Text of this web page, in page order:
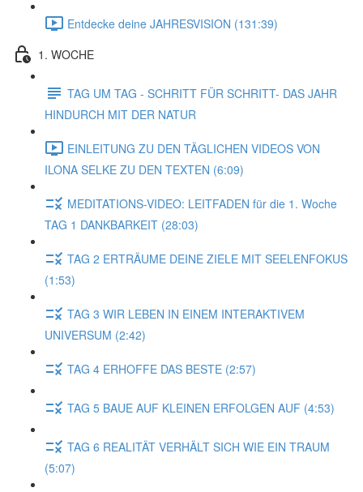
Entdecke deine JAHRESVISION (131:39)
1. WOCHE
TAG UM TAG - SCHRITT FÜR SCHRITT- DAS JAHR
HINDURCH MIT DER NATUR
EINLEITUNG ZU DEN TÄGLICHEN VIDEOS VON
ILONA SELKE ZU DEN TEXTEN (6:09)
MEDITATIONS-VIDEO: LEITFADEN für die 1. Woche
TAG 1 DANKBARKEIT (28:03)
TAG 2 ERTRÄUME DEINE ZIELE MIT SEELENFOKUS
(1:53)
TAG 3 WIR LEBEN IN EINEM INTERAKTIVEM
UNIVERSUM (2:42)
TAG 4 ERHOFFE DAS BESTE (2:57)
TAG 5 BAUE AUF KLEINEN ERFOLGEN AUF (4:53)
TAG 6 REALITÄT VERHÄLT SICH WIE EIN TRAUM
(5:07)